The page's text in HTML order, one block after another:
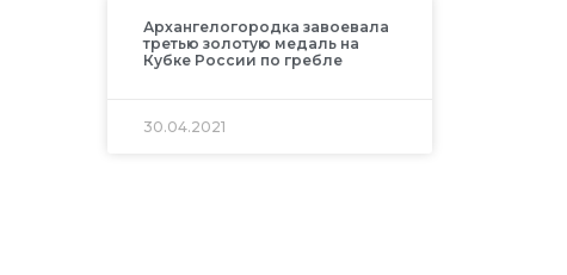
Архангелогородка завоевала
третью золотую медаль на
Кубке России по гребле
30.04.2021